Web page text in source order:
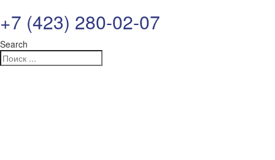
+7 (423) 280-02-07
Search